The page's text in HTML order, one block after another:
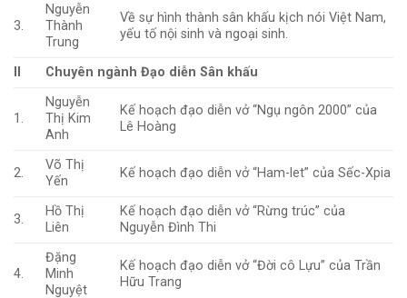
3.
Nguyễn
Thành
Trung
Về sự hình thành sân khấu kịch nói Việt Nam,
yếu tố nội sinh và ngoại sinh.
Chuyên ngành Đạo diễn Sân khấu
1.
Nguyễn
Thị Kim
Anh
Kế hoạch đạo diễn vở “Ngụ ngôn 2000” của
Lê Hoàng
2.
Võ Thị
Yến
Kế hoạch đạo diễn vở “Ham-let” của Sếc-Xpia
3.
Hồ Thị
Liên
Kế hoạch đạo diễn vở “Rừng trúc” của
Nguyễn Đình Thi
4.
Đặng
Minh
Nguyệt
Kế hoạch đạo diễn vở “Đời cô Lựu” của Trần
Hữu Trang